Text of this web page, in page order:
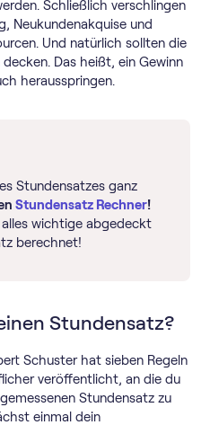
Schließlich verschlingen
Neukundenakquise und
Und natürlich sollten die
Das heißt, ein Gewinn
herausspringen.
Stundensatzes ganz
Stundensatz Rechner!
wichtige abgedeckt
berechnet!
Stundensatz?
Schuster hat sieben Regeln
veröffentlicht, an die du
Stundensatz zu
einmal dein